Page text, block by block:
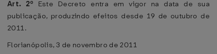
Art. 2º Este Decreto entra em vigor na data de sua
publicação, produzindo efeitos desde 19 de outubro de
2011.
Florianópolis, 3 de novembro de 2011